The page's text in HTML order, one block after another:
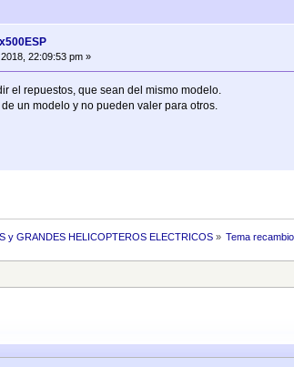
22:09:53 pm »
el repuestos, que sean del mismo modelo.
un modelo y no pueden valer para otros.
y GRANDES HELICOPTEROS ELECTRICOS » Tema